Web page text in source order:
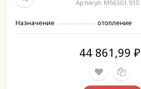
Артикул: M66301.930
Назначение отопление
44 861,99 ₽